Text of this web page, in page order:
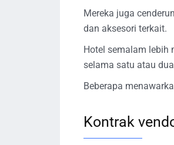
Mereka juga
dan aksesori terkait.
Hotel semalam lebih
selama satu atau
Beberapa
Kontrak